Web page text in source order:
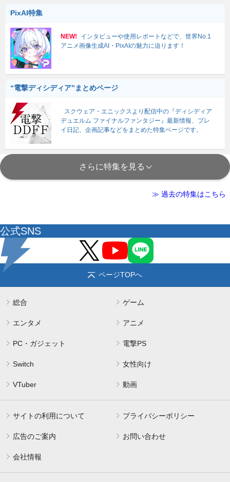
PixAI特集
NEW!
インタビューや使用レポートなどで、世界No.1
アニメ画像生成AI・PixAIの魅力に迫ります！
“電撃ディシディア”まとめページ
スクウェア・エニックスより配信中の『ディシディア
デュエルム ファイナルファンタジー』最新情報、プレ
イ日記、企画記事などをまとめた特集ページです。
さらに特集を見る
≫ 過去の特集はこちら
公式SNS
ページTOPへ
総合 ゲーム
エンタメ アニメ
PC・ガジェット 電撃PS
Switch 女性向け
VTuber 動画
サイトの利用について プライバシーポリシー
広告のご案内 お問い合わせ
会社情報